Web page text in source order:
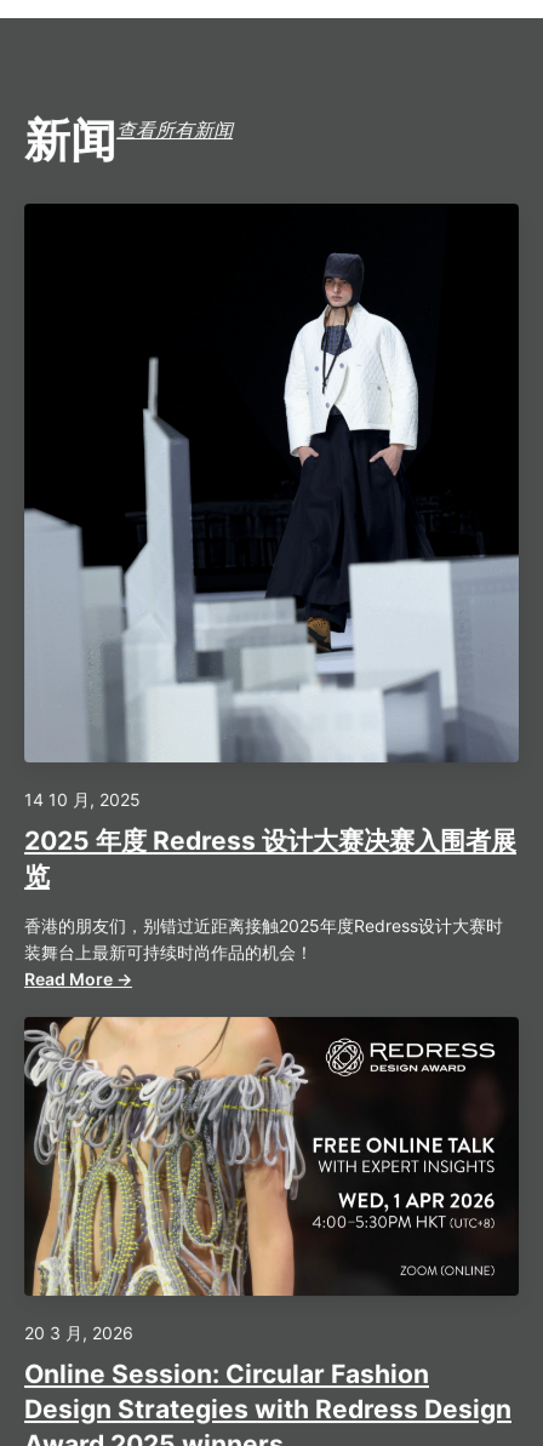
新闻 查看所有新闻
14 10 月, 2025
2025 年度 Redress 设计大赛决赛入围者展
览
香港的朋友们，别错过近距离接触2025年度Redress设计大赛时
装舞台上最新可持续时尚作品的机会！
Read More →
20 3 月, 2026
Online Session: Circular Fashion
Design Strategies with Redress Design